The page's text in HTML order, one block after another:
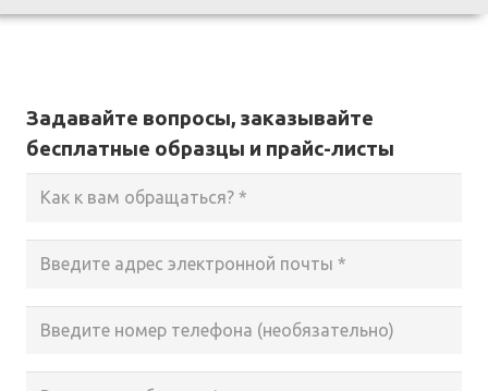
Задавайте вопросы, заказывайте
бесплатные образцы и прайс-листы